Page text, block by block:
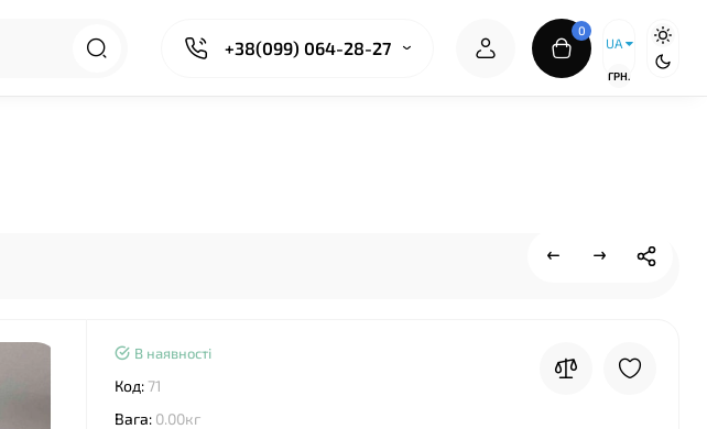
+38(099) 064-28-27
0
UA
ГРН.
В наявності
Код: 71
Вага: 0.00кг